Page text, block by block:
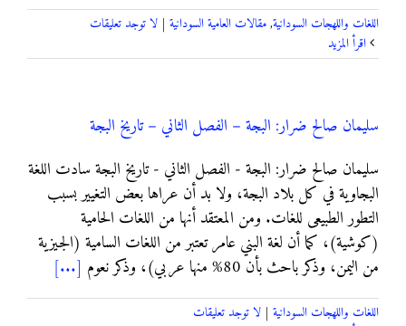
اللغات واللهجات السودانية,مقالات العامية السودانية | لا توجد تعليقات
سليمان صالح ضرار: البجة – الفصل الثاني – تاريخ البجة
سليمان صالح ضرار: البجة - الفصل الثاني - تاريخ البجة سادت اللغة
البجاوية في كل بلاد البجة، ولا بد أن عراها بعض التغيير بسبب
التطور الطبيعى للغات. ومن المعتقد أنها من اللغات الحامية
(كوشية)، كما أن لغة البني عامر تعتبر من اللغات السامية (الجيزية
من اليمن، وذكر باحث بأن 80% منها عربي)، وذكر نعوم
[...]
اللغات واللهجات السودانية | لا توجد تعليقات